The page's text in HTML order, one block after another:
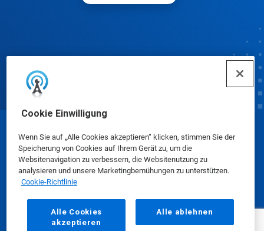
Cookie Einwilligung
Wenn Sie auf „Alle Cookies akzeptieren“ klicken, stimmen Sie der
Speicherung von Cookies auf Ihrem Gerät zu, um die
Websitenavigation zu verbessern, die Websitenutzung zu
analysieren und unsere Marketingbemühungen zu unterstützen.
Cookie-Richtlinie
Alle Cookies
akzeptieren
Alle ablehnen
© Ecolab Inc. 2025
Sicherheitsdatenblätter|Datenschutzrichtlinie